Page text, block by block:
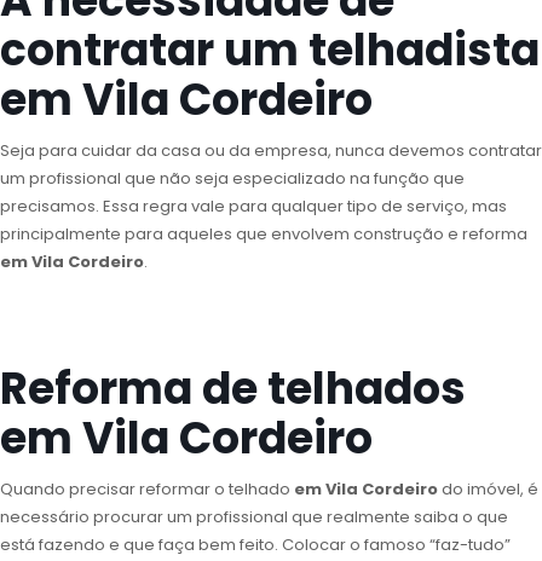
contratar um telhadista
em Vila Cordeiro
Seja para cuidar da casa ou da empresa, nunca devemos contratar
um profissional que não seja especializado na função que
precisamos. Essa regra vale para qualquer tipo de serviço, mas
principalmente para aqueles que envolvem construção e reforma
em Vila Cordeiro.
Reforma de telhados
em Vila Cordeiro
Quando precisar reformar o telhado em Vila Cordeirodo imóvel, é
necessário procurar um profissional que realmente saiba o que
está fazendo e que faça bem feito. Colocar o famoso “faz-tudo”